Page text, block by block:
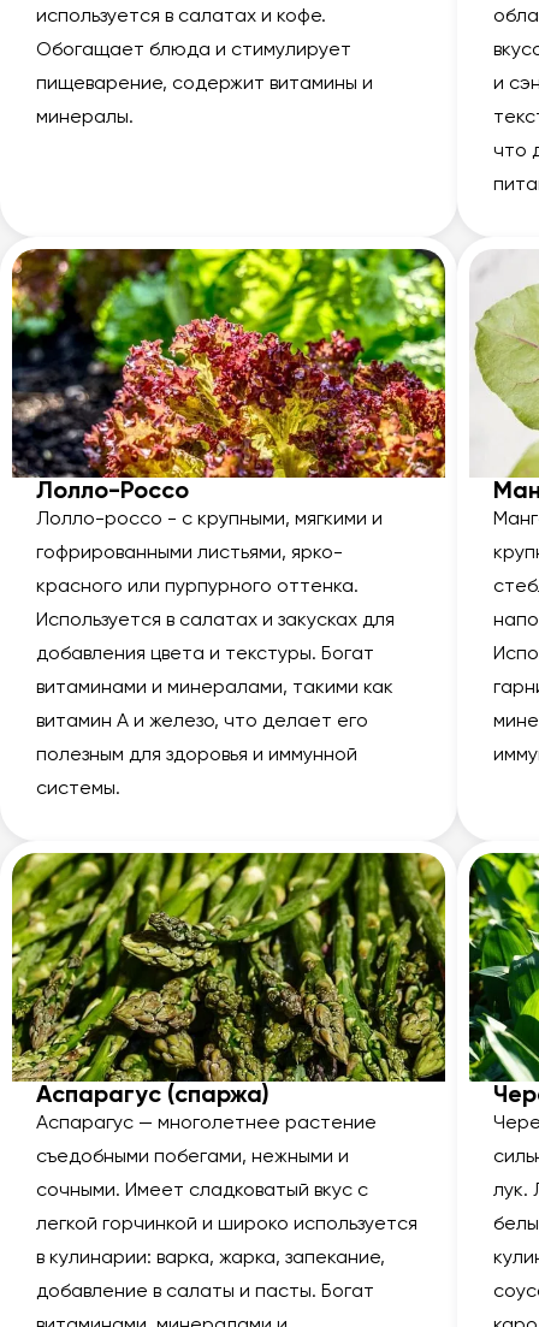
используется в салатах и кофе.
Обогащает блюда и стимулирует
пищеварение, содержит витамины и
минералы.
и
что
Лолло-Россо
Лолло-россо - с крупными, мягкими и
гофрированными листьями, ярко-
красного или пурпурного оттенка.
Используется в салатах и закусках для
добавления цвета и текстуры. Богат
витаминами и минералами, такими как
витамин А и железо, что делает его
полезным для здоровья и иммунной
системы.
Аспарагус (спаржа)
Аспарагус — многолетнее растение
съедобными побегами, нежными и
сочными. Имеет сладковатый вкус с
легкой горчинкой и широко используется
в кулинарии: варка, жарка, запекание,
добавление в салаты и пасты. Богат
лук.